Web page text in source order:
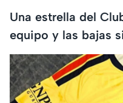
Una estrella del
equipo y las bajas